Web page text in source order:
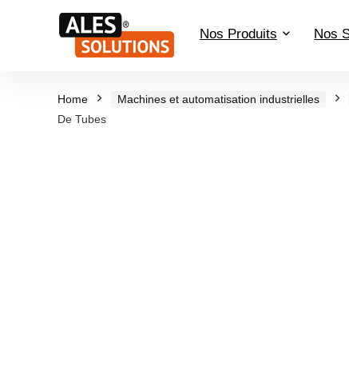
Nos Produits Nos
Home Machines et automatisation industrielles
De Tubes